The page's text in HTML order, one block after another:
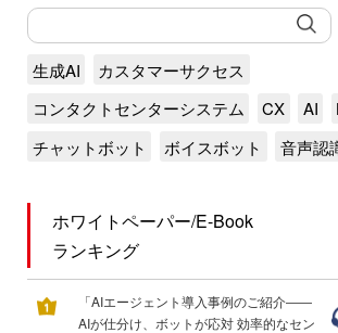
生成AI
カスタマーサクセス
コンタクトセンターシステム
CX AI
チャットボット
ボイスボット 音声認
ホワイトペーパー/E-Book
ランキング
「AIエージェント導入事例のご紹介――
AIが仕分け、ボットが応対 効率的なセン